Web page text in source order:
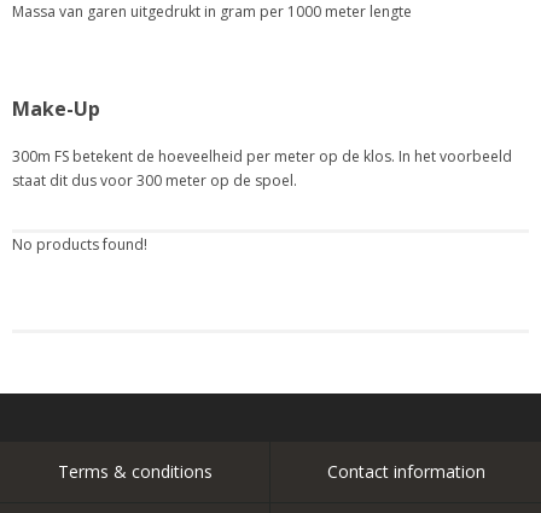
Massa van garen uitgedrukt in gram per 1000 meter lengte
Make-Up
300m FS betekent de hoeveelheid per meter op de klos. In het voorbeeld
staat dit dus voor 300 meter op de spoel.
No products found!
Terms & conditions Contact information